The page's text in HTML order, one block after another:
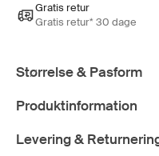
Gratis retur
Gratis retur* 30 dage
Størrelse & Pasform
Produktinformation
Levering &